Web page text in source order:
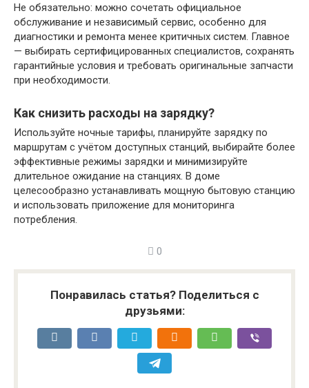
Не обязательно: можно сочетать официальное
обслуживание и независимый сервис, особенно для
диагностики и ремонта менее критичных систем. Главное
— выбирать сертифицированных специалистов, сохранять
гарантийные условия и требовать оригинальные запчасти
при необходимости.
Как снизить расходы на зарядку?
Используйте ночные тарифы, планируйте зарядку по
маршрутам с учётом доступных станций, выбирайте более
эффективные режимы зарядки и минимизируйте
длительное ожидание на станциях. В доме
целесообразно устанавливать мощную бытовую станцию
и использовать приложение для мониторинга
потребления.
0
Понравилась статья? Поделиться с
друзьями: